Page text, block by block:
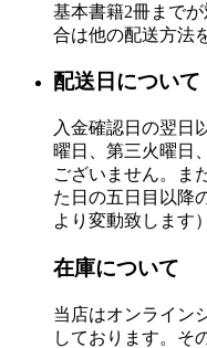
基本書籍2冊まで
合は他の配送方法
配送日について
入金確認日の翌日
曜日、第三火曜日
ございません。ま
た日の五日目以降
より変動致します
在庫について
当店はオンライン
しております。そ